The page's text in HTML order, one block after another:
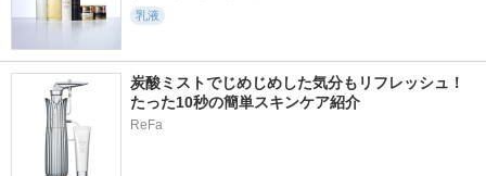
乳液
炭酸ミストでじめじめした気分もリフレッシュ！
たった10秒の簡単スキンケア紹介
ReFa